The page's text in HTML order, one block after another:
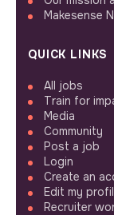
Makesense
QUICK LINKS
All jobs
Train for
Media
Community
Post a job
Login
Create an
Edit my
Recruiter